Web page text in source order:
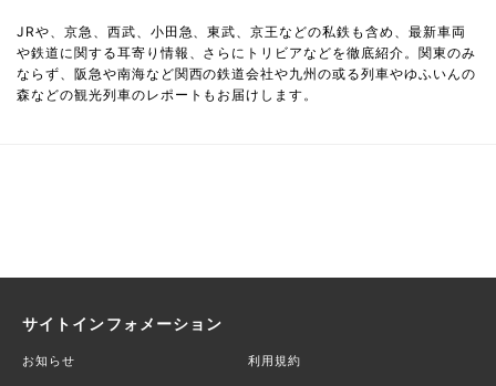
JRや、京急、西武、小田急、東武、京王などの私鉄も含め、最新車両
や鉄道に関する耳寄り情報、さらにトリビアなどを徹底紹介。関東のみ
ならず、阪急や南海など関西の鉄道会社や九州の或る列車やゆふいんの
森などの観光列車のレポートもお届けします。
サイトインフォメーション
お知らせ 利用規約